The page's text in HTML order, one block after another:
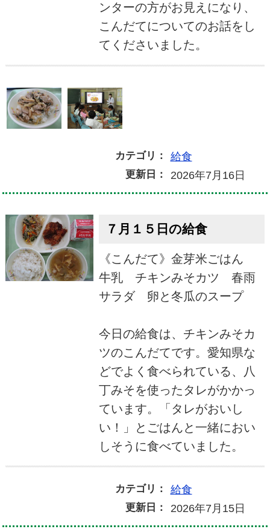
ンターの方がお見えになり、
こんだてについてのお話をし
てくださいました。
カテゴリ： 給食
更新日： 2026年7月16日
７月１５日の給食
《こんだて》金芽米ごはん
牛乳 チキンみそカツ 春雨
サラダ 卵と冬瓜のスープ
今日の給食は、チキンみそカ
ツのこんだてです。愛知県な
どでよく食べられている、八
丁みそを使ったタレがかかっ
ています。「タレがおいし
い！」とごはんと一緒におい
しそうに食べていました。
カテゴリ： 給食
更新日： 2026年7月15日